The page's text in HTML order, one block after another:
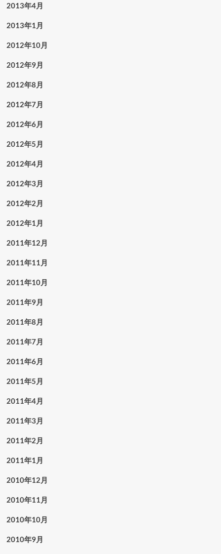
2013年4月
2013年1月
2012年10月
2012年9月
2012年8月
2012年7月
2012年6月
2012年5月
2012年4月
2012年3月
2012年2月
2012年1月
2011年12月
2011年11月
2011年10月
2011年9月
2011年8月
2011年7月
2011年6月
2011年5月
2011年4月
2011年3月
2011年2月
2011年1月
2010年12月
2010年11月
2010年10月
2010年9月